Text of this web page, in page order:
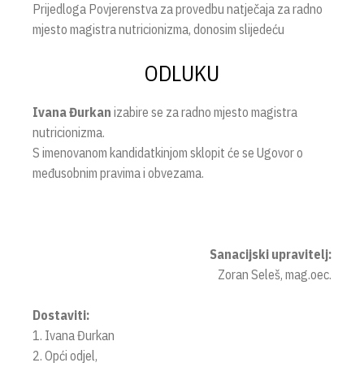
Prijedloga Povjerenstva za provedbu natječaja za radno
mjesto magistra nutricionizma, donosim slijedeću
ODLUKU
Ivana Đurkan izabire se za radno mjesto magistra
nutricionizma.
S imenovanom kandidatkinjom sklopit će se Ugovor o
međusobnim pravima i obvezama.
Sanacijski upravitelj:
Zoran Seleš, mag.oec.
Dostaviti:
1. Ivana Đurkan
2. Opći odjel,